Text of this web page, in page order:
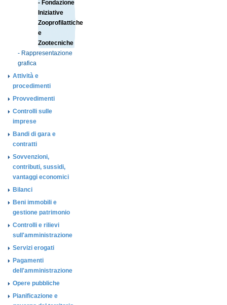
- Fondazione
Iniziative
Zooprofilattiche
e
Zootecniche
- Rappresentazione
grafica
Attività e
procedimenti
Provvedimenti
Controlli sulle
imprese
Bandi di gara e
contratti
Sovvenzioni,
contributi, sussidi,
vantaggi economici
Bilanci
Beni immobili e
gestione patrimonio
Controlli e rilievi
sull'amministrazione
Servizi erogati
Pagamenti
dell'amministrazione
Opere pubbliche
Pianificazione e